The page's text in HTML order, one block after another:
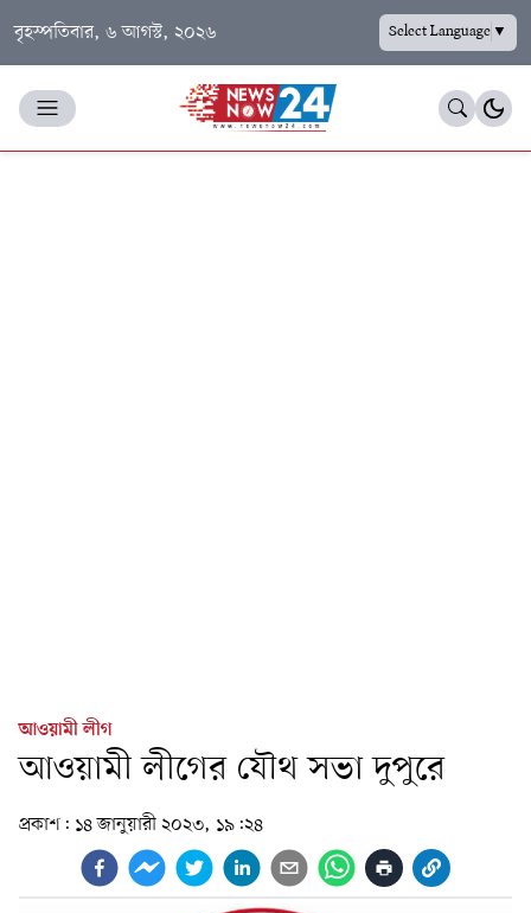
বৃহস্পতিবার, ৬ আগস্ট, ২০২৬ Select Language▼
আওয়ামী লীগ
আওয়ামী লীগের যৌথ সভা দুপুরে
প্রকাশ: ১৪ জানুয়ারী ২০২৩, ১৯:২৪